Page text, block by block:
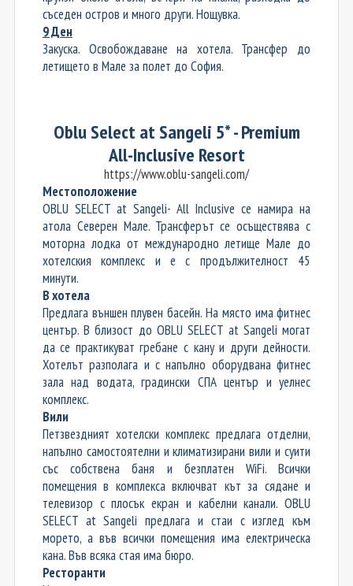
съседен остров и много други. Нощувка.
9 Ден
Закуска. Освобождаване на хотела. Трансфер до
летището в Мале за полет до София.
Oblu Select at Sangeli 5* - Premium
All-Inclusive Resort
https://www.oblu-sangeli.com/
Местоположение
OBLU SELECT at Sangeli- All Inclusive се намира на
атола Северен Мале. Трансферът се осъществява с
моторна лодка от международно летище Мале до
хотелския комплекс и ес продължителност 45
минути.
В хотела
Предлага външен плувен басейн. На място има фитнес
център. В близост до OBLU SELECT at Sangeli могат
да се практикуват гребане с кану и други дейности.
Хотелът разполага и с напълно оборудвана фитнес
зала над водата, градински СПА център и уелнес
комплекс.
Вили
Петзвездният хотелски комплекс предлага отделни,
напълно самостоятелни и климатизирани вили и суити
със собствена баня и безплатен WiFi. Всички
помещения в комплекса включват кът за сядане и
телевизор с плосък екран и кабелни канали. OBLU
SELECT at Sangeli предлага и стаи с изглед към
морето, а във всички помещения има електрическа
кана. Във всяка стая има бюро.
Ресторанти